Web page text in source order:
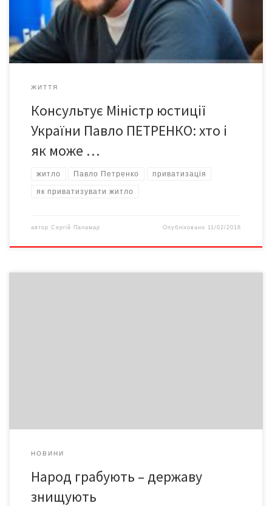
номінальної вартості житлового чека або з частковою
доплатою – один раз. Не підлягають […]
ЖИТТЯ
Консультує Міністр юстиції
України Павло ПЕТРЕНКО: хто і
як може …
житло Павло Петренко приватизація
як приватизувати житло
автор Сергій Паламар Опубліковано 11/02/2018
НОВИНИ
Народ грабують – державу
знищують